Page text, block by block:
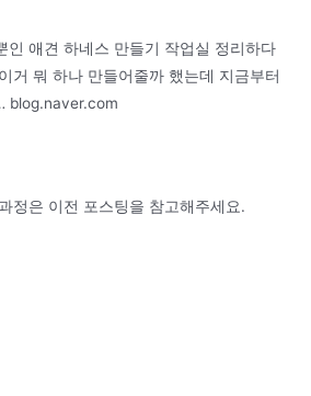
인 애견 하네스 만들기 작업실 정리하다
거 뭐 하나 만들어줄까 했는데 지금부터
blog.naver.com
정은 이전 포스팅을 참고해주세요.